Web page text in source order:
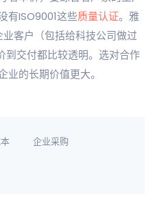
有ISO9001这些质量认证。雅
客户（包括给科技公司做过
到交付都比较透明。选对合作
的长期价值更大。
企业采购